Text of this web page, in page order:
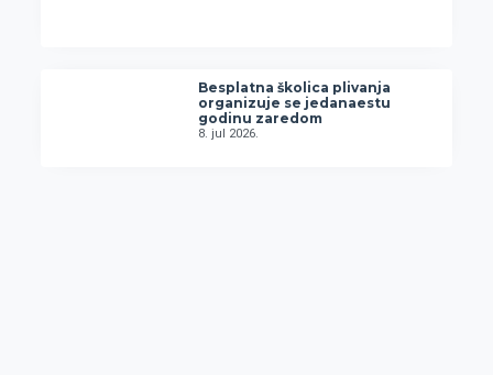
Besplatna školica plivanja
organizuje se jedanaestu
godinu zaredom
8. jul 2026.